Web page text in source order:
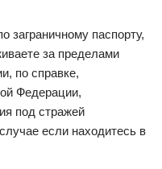
заграничному паспорту,
за пределами
по справке,
Федерации,
под стражей
если находитесь в